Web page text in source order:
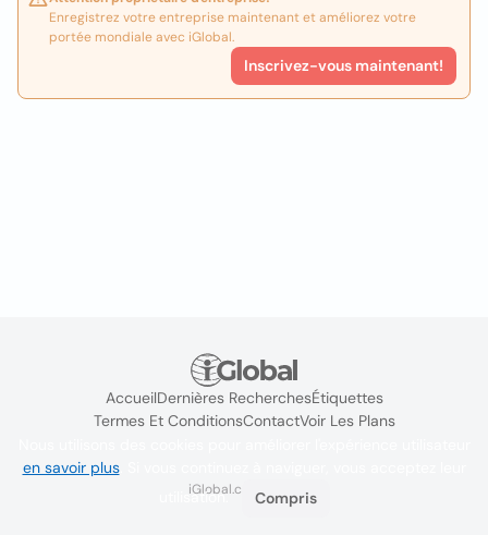
Enregistrez votre entreprise maintenant et améliorez votre
portée mondiale avec iGlobal.
Inscrivez-vous maintenant!
AccueilDernières RecherchesÉtiquettes
Termes Et ConditionsContactVoir Les Plans
iGlobal.co @ 2024
en savoir plus. Si vous continuez à naviguer, vous acceptez leur
utilisation.
Compris